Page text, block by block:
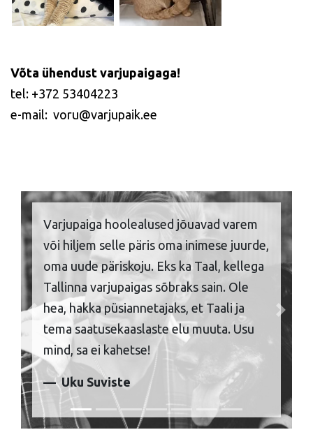
Võta ühendust varjupaigaga!
tel: +372 53404223
e-mail: voru@varjupaik.ee
Varjupaiga hoolealused jõuavad varem
või hiljem selle päris oma inimese juurde,
oma uude päriskoju. Eks ka Taal, kellega
Tallinna varjupaigas sõbraks sain. Ole
hea, hakka püsiannetajaks, et Taali ja
tema saatusekaaslaste elu muuta. Usu
mind, sa ei kahetse!
Uku Suviste
Previous Next